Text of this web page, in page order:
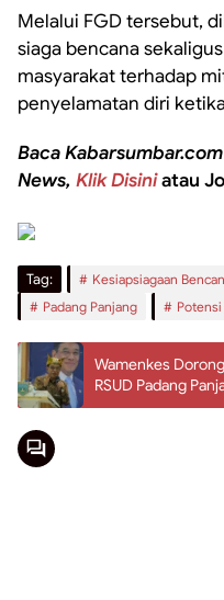
Melalui FGD tersebut,
siaga bencana
masyarakat terhadap
penyelamatan diri
Baca
News, Klik Disiniatau
Tag: Kesiapsiagaan
Padang Panjang
Wamenkes
RSUD Padang